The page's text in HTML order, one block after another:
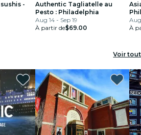
-
Authentic Tagliatelle au
Pesto : Philadelphia
Aug 14 - Sep 19
À partir de$69.00
Aug
À
Voir tout